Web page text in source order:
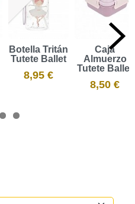
Botella Tritán
Tutete Ballet
8,95 €
Caja
Almuerzo
Tutete Ballet
8,50 €